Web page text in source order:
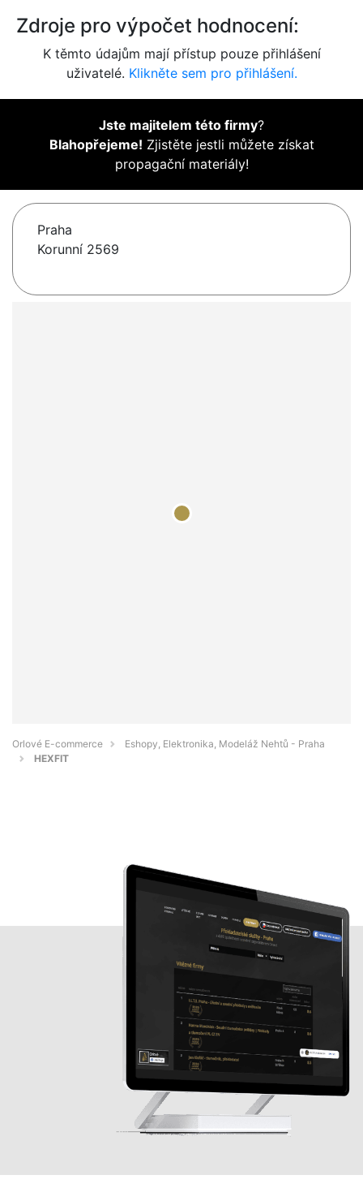
Zdroje pro výpočet hodnocení:
K těmto údajům mají přístup pouze přihlášení
uživatelé. Klikněte sem pro přihlášení.
Jste majitelem této firmy?
Blahopřejeme! Zjistěte jestli můžete získat
propagační materiály!
Praha
Korunní 2569
Orlové E-commerce
Eshopy, Elektronika, Modeláž Nehtů - Praha
HEXFIT